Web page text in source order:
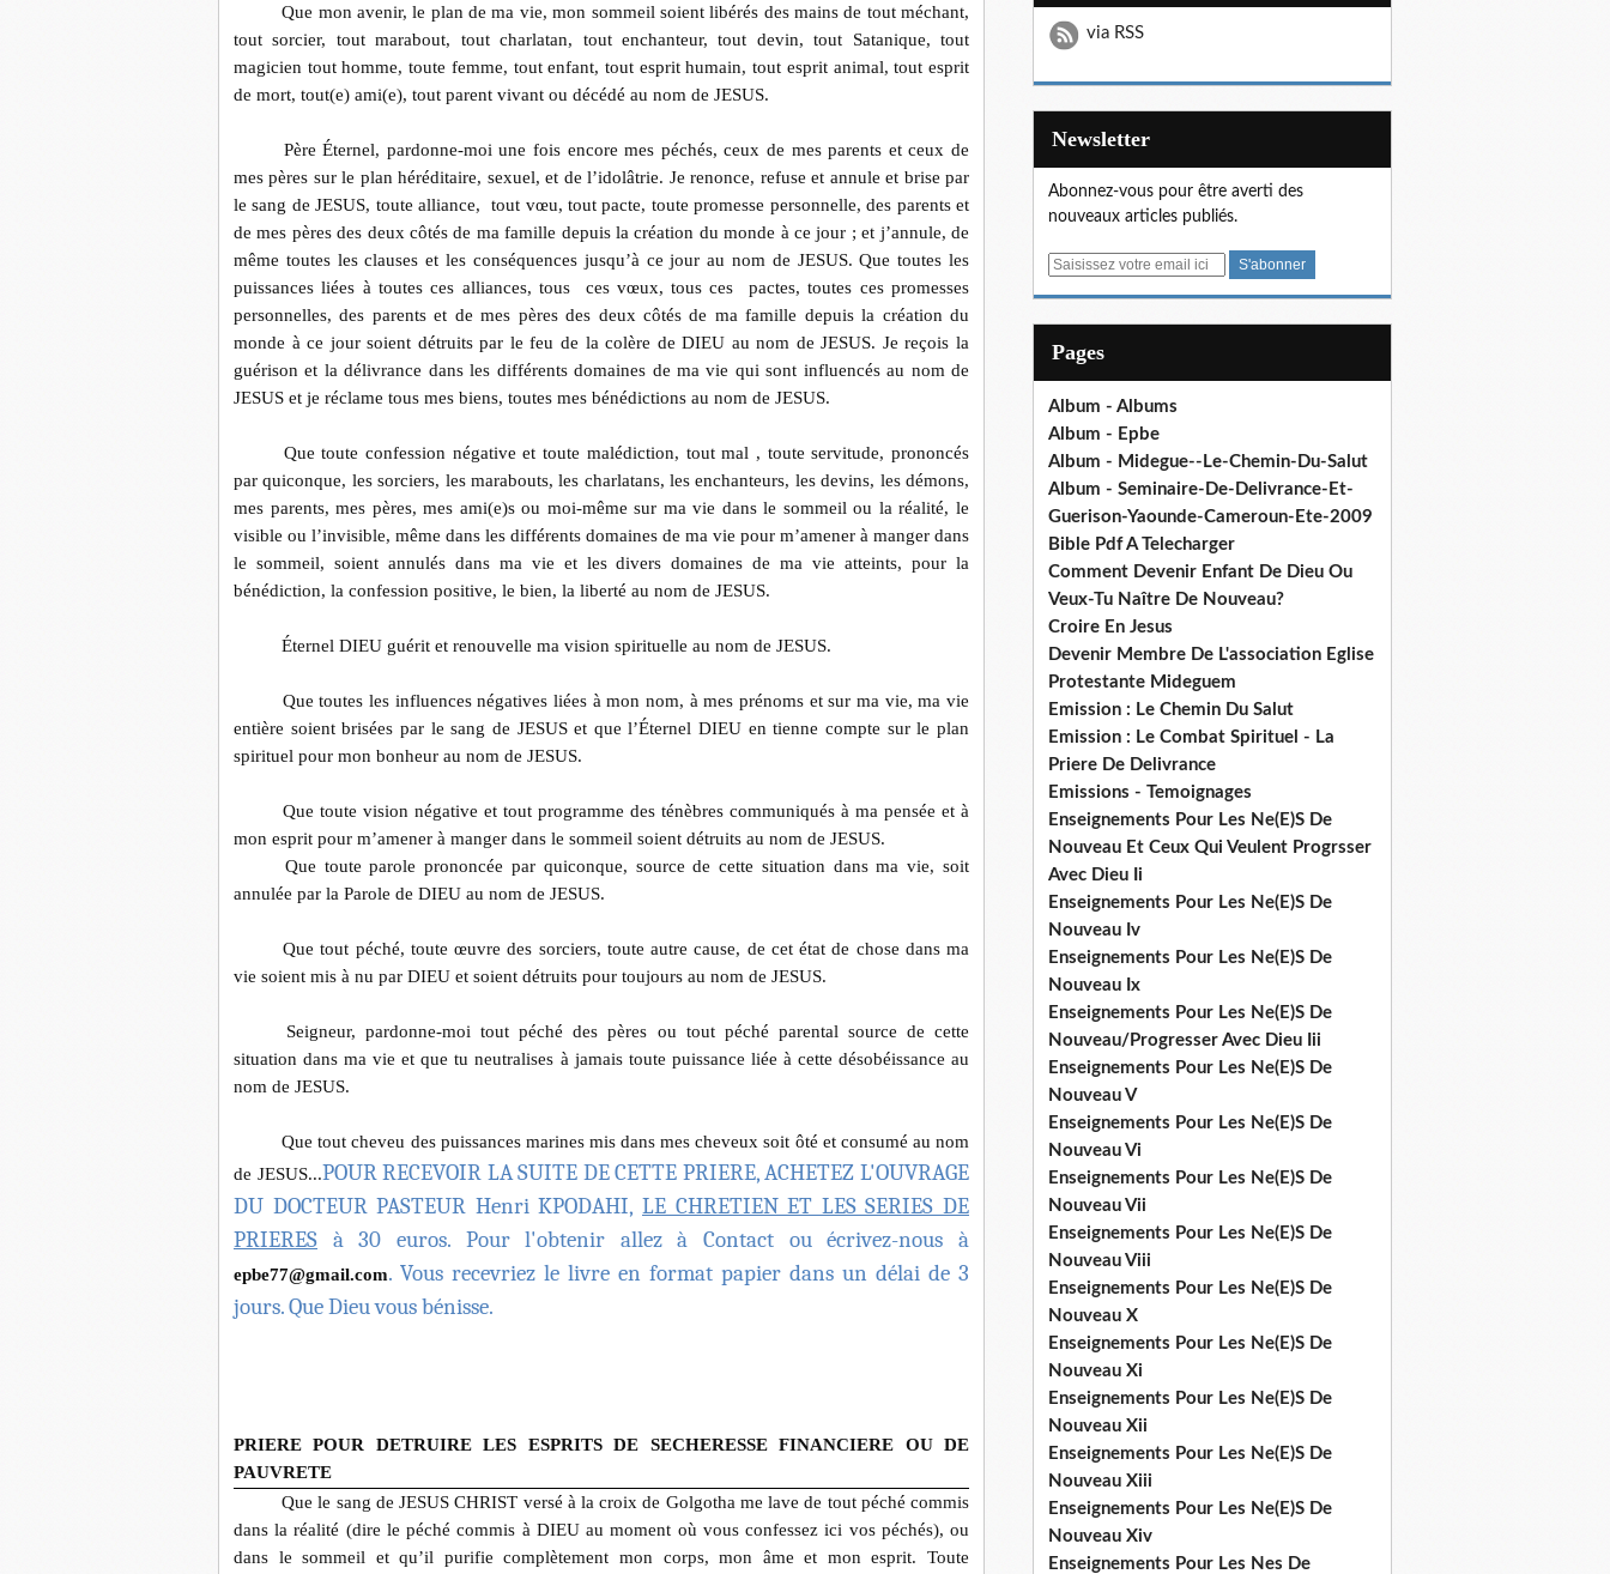
Que mon avenir, le plan de ma vie, mon sommeil soient libérés des mains de tout méchant,
tout sorcier, tout marabout, tout charlatan, tout enchanteur, tout devin, tout Satanique, tout
magicien tout homme, toute femme, tout enfant, tout esprit humain, tout esprit animal, tout esprit
de mort, tout(e) ami(e), tout parent vivant ou décédé au nom de JESUS.
Père Éternel, pardonne-moi une fois encore mes péchés, ceux de mes parents et ceux de
mes pères sur le plan héréditaire, sexuel, et de l’idolâtrie. Je renonce, refuse et annule et brise par
le sang de JESUS, toute alliance,
tout vœu, tout pacte, toute promesse personnelle, des parents et
de mes pères des deux côtés de ma famille depuis la création du monde à ce jour ; et j’annule, de
même toutes les clauses et les conséquences jusqu’à ce jour au nom de JESUS. Que toutes les
puissances liées à toutes ces alliances, tous
ces vœux, tous ces
pactes, toutes ces promesses
personnelles, des parents et de mes pères des deux côtés de ma famille depuis la création du
monde à ce jour soient détruits par le feu de la colère de DIEU au nom de JESUS. Je reçois la
guérison et la délivrance dans les différents domaines de ma vie qui sont influencés au nom de
JESUS et je réclame tous mes biens, toutes mes bénédictions au nom de JESUS.
Que toute confession négative et toute malédiction, tout mal , toute servitude, prononcés
par quiconque, les sorciers, les marabouts, les charlatans, les enchanteurs, les devins, les démons,
mes parents, mes pères, mes ami(e)s ou moi-même sur ma vie dans le sommeil ou la réalité, le
visible ou l’invisible, même dans les différents domaines de ma vie pour m’amener à manger dans
le sommeil, soient annulés dans ma vie et les divers domaines de ma vie atteints, pour la
bénédiction, la confession positive, le bien, la liberté au nom de JESUS.
Éternel DIEU guérit et renouvelle ma vision spirituelle au nom de JESUS.
Que toutes les influences négatives liées à mon nom, à mes prénoms et sur ma vie, ma vie
entière soient brisées par le sang de JESUS et que l’Éternel DIEU en tienne compte sur le plan
spirituel pour mon bonheur au nom de JESUS.
Que toute vision négative et tout programme des ténèbres communiqués à ma pensée et à
mon esprit pour m’amener à manger dans le sommeil soient détruits au nom de JESUS.
Que toute parole prononcée par quiconque, source de cette situation dans ma vie, soit
annulée par la Parole de DIEU au nom de JESUS.
Que tout péché, toute œuvre des sorciers, toute autre cause, de cet état de chose dans ma
vie soient mis à nu par DIEU et soient détruits pour toujours au nom de JESUS.
Seigneur, pardonne-moi tout péché des pères ou tout péché parental source de cette
situation dans ma vie et que tu neutralises à jamais toute puissance liée à cette désobéissance au
nom de JESUS.
Que tout cheveu des puissances marines mis dans mes cheveux soit ôté et consumé au nom
de JESUS...POUR RECEVOIR LA SUITE DE CETTE PRIERE, ACHETEZ L'OUVRAGE
DU DOCTEUR PASTEUR Henri KPODAHI, LE CHRETIEN ET LES SERIES DE
PRIERES à 30 euros. Pour l'obtenir allez à Contact ou écrivez-nous à
epbe77@gmail.com. Vous recevriez le livre en format papier dans un délai de 3
jours. Que Dieu vous bénisse.
PRIERE POUR DETRUIRE LES ESPRITS DE SECHERESSE FINANCIERE OU DE
PAUVRETE
Que le sang de JESUS CHRIST versé à la croix de Golgotha me lave de tout péché commis
dans la réalité (dire le péché commis à DIEU au moment où vous confessez ici vos péchés), ou
dans le sommeil et qu’il purifie complètement mon corps, mon âme et mon esprit. Toute
via RSS
Newsletter
Abonnez-vous pour être averti des
nouveaux articles publiés.
E
Pages
Album - Albums
Album - Epbe
Album - Midegue--Le-Chemin-Du-Salut
Album - Seminaire-De-Delivrance-Et-
Guerison-Yaounde-Cameroun-Ete-2009
Bible Pdf A Telecharger
Comment Devenir Enfant De Dieu Ou
Veux-Tu Naître De Nouveau?
Croire En Jesus
Devenir Membre De L'association Eglise
Protestante Mideguem
Emission : Le Chemin Du Salut
Emission : Le Combat Spirituel - La
Priere De Delivrance
Emissions - Temoignages
Enseignements Pour Les Ne(E)S De
Nouveau Et Ceux Qui Veulent Progrsser
Avec Dieu Ii
Enseignements Pour Les Ne(E)S De
Nouveau Iv
Enseignements Pour Les Ne(E)S De
Nouveau Ix
Enseignements Pour Les Ne(E)S De
Nouveau/Progresser Avec Dieu Iii
Enseignements Pour Les Ne(E)S De
Nouveau V
Enseignements Pour Les Ne(E)S De
Nouveau Vi
Enseignements Pour Les Ne(E)S De
Nouveau Vii
Enseignements Pour Les Ne(E)S De
Nouveau Viii
Enseignements Pour Les Ne(E)S De
Nouveau X
Enseignements Pour Les Ne(E)S De
Nouveau Xi
Enseignements Pour Les Ne(E)S De
Nouveau Xii
Enseignements Pour Les Ne(E)S De
Nouveau Xiii
Enseignements Pour Les Ne(E)S De
Nouveau Xiv
Enseignements Pour Les Nes De